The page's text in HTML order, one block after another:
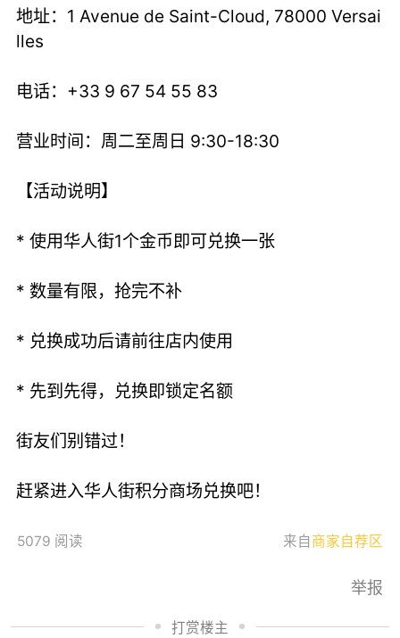
地址：1 Avenue de Saint-Cloud, 78000 Versai
lles
电话：+33 9 67 54 55 83
营业时间：周二至周日 9:30-18:30
【活动说明】
* 使用华人街1个金币即可兑换一张
* 数量有限，抢完不补
* 兑换成功后请前往店内使用
* 先到先得，兑换即锁定名额
街友们别错过！
赶紧进入华人街积分商场兑换吧！
5079 阅读 来自 商家自荐区
举报
打赏楼主